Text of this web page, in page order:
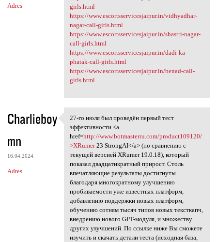
Adres
girls.html
https://www.escortsservicesjaipur.in/vidhyadhar-
nagar-call-girls.html
https://www.escortsservicesjaipur.in/shastri-nagar-
call-girls.html
https://www.escortsservicesjaipur.in/dadi-ka-
phatak-call-girls.html
https://www.escortsservicesjaipur.in/benad-call-
girls.html
Charlieboy
mn
16.04.2024
Adres
27-го июля был проведён
27-го июля был проведён первый тест
эффективности <a
href=http://www.botmasterru.com/product109120/
>XRumer23 StrongAI</a> (по сравнению с
текущей версией XRumer 19.0.18), который
показал двадцатикратный прирост. Столь
впечатляющие результаты достигнуты
благодаря многократному улучшению
пробиваемости уже известных платформ,
добавлению поддержки новых платформ,
обучению сотням тысяч типов новых тексткапч,
внедрению нового GPT-модуля, и множеству
других улучшений. По ссылке ниже Вы сможете
изучить и скачать детали теста (исходная база,